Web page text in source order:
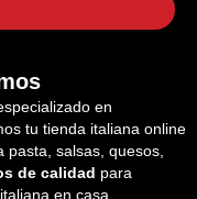
en
tu tienda italiana online
pasta, salsas, quesos,
de calidad para
en casa.